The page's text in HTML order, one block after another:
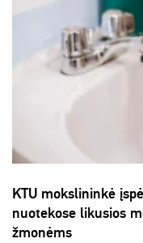
KTU mokslininkė
nuotekose likusios
žmonėms